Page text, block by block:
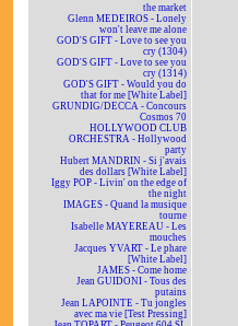
the market
Glenn MEDEIROS - Lonely
won't leave me alone
GOD'S GIFT - Love to see you
cry (1304)
GOD'S GIFT - Love to see you
cry (1314)
GOD'S GIFT - Would you do
that for me [White Label]
GRUNDIG/DECCA - Concours
Cosmos 70
HOLLYWOOD CLUB
ORCHESTRA - Hollywood
party
Hubert MANDRIN - Si j'avais
des dollars [White Label]
Iggy POP - Livin' on the edge of
the night
IMAGES - Quand la musique
tourne
Isabelle MAYEREAU - Les
mouches
Jacques YVART - Le phare
[White Label]
JAMES - Come home
Jean GUIDONI - Tous des
putains
Jean LAPOINTE - Tu jongles
avec ma vie [Test Pressing]